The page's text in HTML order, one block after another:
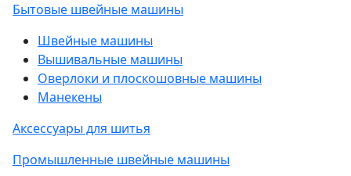
Бытовые швейные машины
Швейные машины
Вышивальные машины
Оверлоки и плоскошовные машины
Манекены
Аксессуары для шитья
Промышленные швейные машины